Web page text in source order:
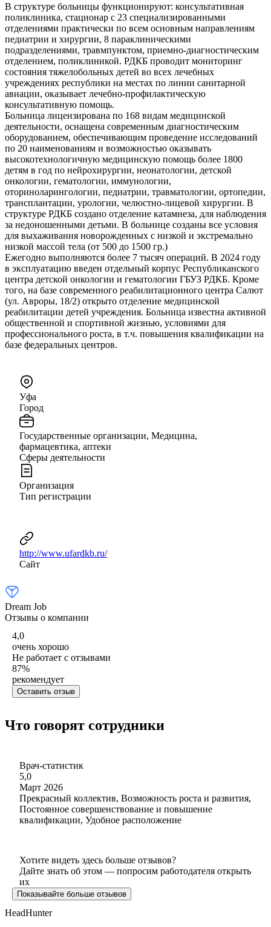
В структуре больницы функционируют: консультативная
поликлиника, стационар с 23 специализированными
отделениями практически по всем основным направлениям
педиатрии и хирургии, 8 параклиническими
подразделениями, травмпунктом, приемно-диагностическим
отделением, поликлиникой. РДКБ проводит мониторинг
состояния тяжелобольных детей во всех лечебных
учреждениях республики на местах по линии санитарной
авиации, оказывает лечебно-профилактическую
консультативную помощь.
Больница лицензирована по 168 видам медицинской
деятельности, оснащена современным диагностическим
оборудованием, обеспечивающим проведение исследований
по 20 наименованиям и возможностью оказывать
высокотехнологичную медицинскую помощь более 1800
детям в год по нейрохирургии, неонатологии, детской
онкологии, гематологии, иммунологии,
оториноларингологии, педиатрии, травматологии, ортопедии,
трансплантации, урологии, челюстно-лицевой хирургии. В
структуре РДКБ создано отделение катамнеза, для наблюдения
за недоношенными детьми. В больнице созданы все условия
для выхаживания новорожденных с низкой и экстремально
низкой массой тела (от 500 до 1500 гр.)
Ежегодно выполняются более 7 тысяч операций. В 2024 году
в эксплуатацию введен отдельный корпус Республиканского
центра детской онкологии и гематологии ГБУЗ РДКБ. Кроме
того, на базе современного реабилитационного центра Салют
(ул. Авроры, 18/2) открыто отделение медицинской
реабилитации детей учреждения. Больница известна активной
общественной и спортивной жизнью, условиями для
профессионального роста, в т.ч. повышения квалификации на
базе федеральных центров.
Уфа
Город
Государственные организации, Медицина,
фармацевтика, аптеки
Сферы деятельности
Организация
Тип регистрации
http://www.ufardkb.ru/
Сайт
Dream Job
Отзывы о компании
4,0
очень хорошо
Не работает с отзывами
87%
рекомендует
Оставить отзыв
Что говорят сотрудники
Врач-статистик
5,0
Март 2026
Прекрасный коллектив, Возможность роста и развития,
Постоянное совершенствование и повышение
квалификации, Удобное расположение
Хотите видеть здесь больше отзывов?
Дайте знать об этом — попросим работодателя открыть
их
Показывайте больше отзывов
HeadHunter